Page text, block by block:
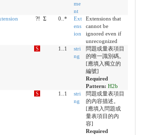
me
nt
?! Σ 0..*
Ext
ens
ion
Extensions that
cannot be
ignored even if
unrecognized
S 1..1
stri
ng
問題或量表項目
的唯一識別碼。
[應填入獨立的
編號]
Required
Pattern: H2b
S 1..1
stri
ng
問題或量表項目
的內容描述。
[應填入問題或
量表項目的內
容]
Required